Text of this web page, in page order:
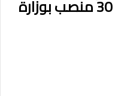
الشفوي لمباراة توظيف 30 منصب بوزارة